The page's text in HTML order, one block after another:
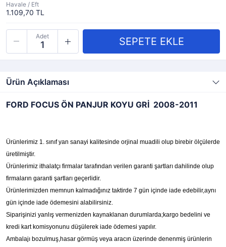
Havale / Eft
1.109,70 TL
Adet
Ürün Açıklaması
FORD FOCUS ÖN PANJUR KOYU GRİ 2008-2011
Ürünlerimiz 1. sınıf yan sanayi kalitesinde orjinal muadili olup birebir ölçülerde
üretilmiştir.
Ürünlerimiz ithalatçı firmalar tarafından verilen garanti şartları dahilinde olup
firmaların garanti şartları geçerlidir.
Ürünlerimizden memnun kalmadığınız taktirde 7 gün içinde iade edebilir,aynı
gün içinde iade ödemesini alabilirsiniz.
Siparişinizi yanlış vermenizden kaynaklanan durumlarda;kargo bedelini ve
kredi kart komisyonunu düşülerek iade ödemesi yapılır.
Ambalajı bozulmuş,hasar görmüş veya aracın üzerinde denenmiş ürünlerin